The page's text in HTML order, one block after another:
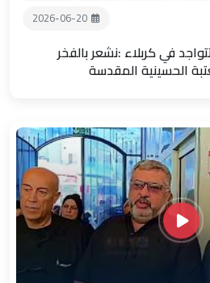
2026-06-20
في كربلاء :نشعر بالفخر
الحسينية المقدسة